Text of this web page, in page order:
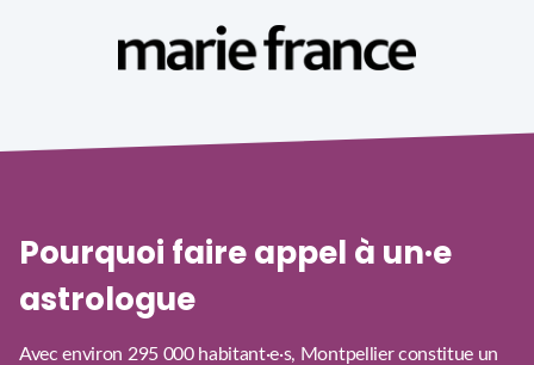
Pourquoi faire appel à un·e
astrologue
Avec environ 295 000 habitant·e·s, Montpellier constitue un